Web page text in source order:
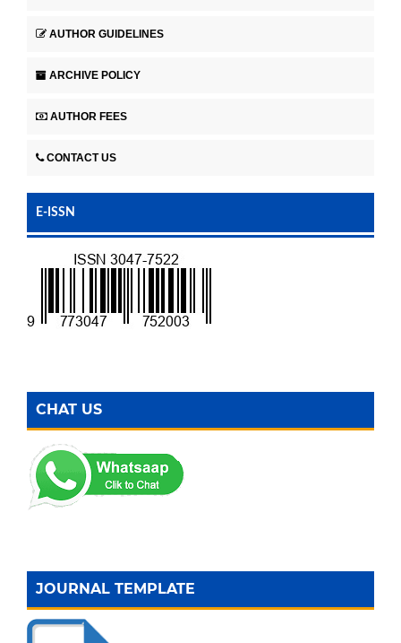
AUTHOR GUIDELINES
ARCHIVE POLICY
AUTHOR FEES
CONTACT US
E-ISSN
CHAT US
JOURNAL TEMPLATE